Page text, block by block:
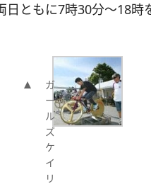
日ともに7時30分～18時
ガ
ー
ル
ズ
ケ
イ
リ